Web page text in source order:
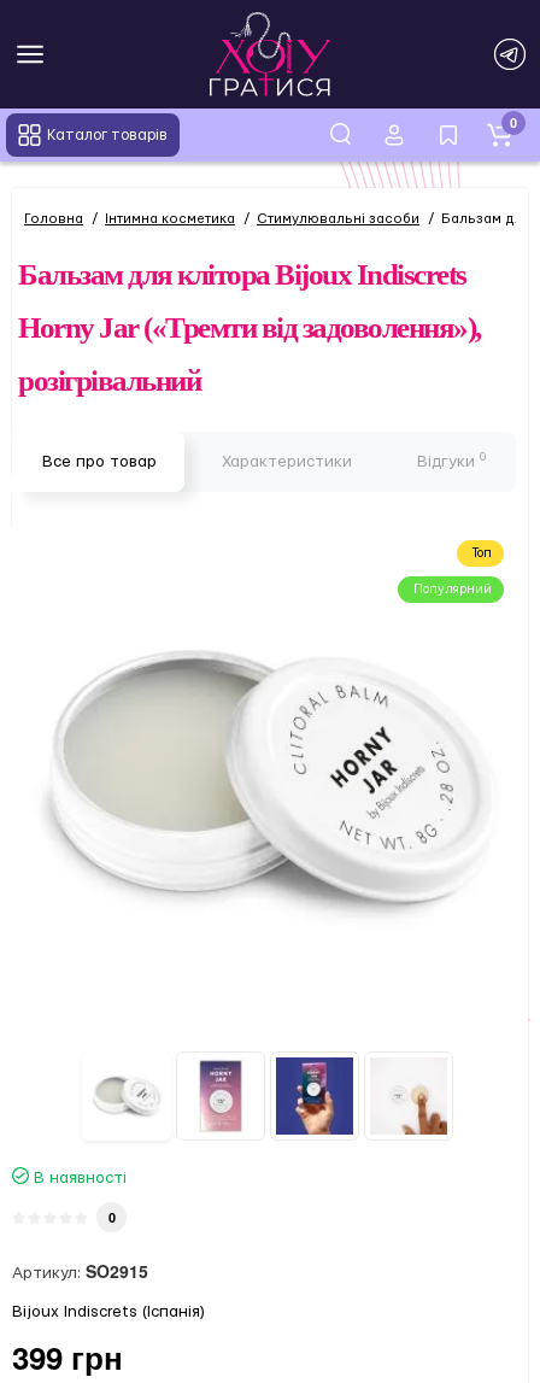
Каталог товарів
0
Головна Інтимна косметика Стимулювальні засоби Бальзам для
Бальзам для клітора Bijoux Indiscrets
Horny Jar («Тремти від задоволення»),
розігрівальний
Все про товар Характеристики Відгуки 0
Топ
Популярний
В наявності
0
Артикул: SO2915
Bijoux Indiscrets (Іспанія)
399 грн